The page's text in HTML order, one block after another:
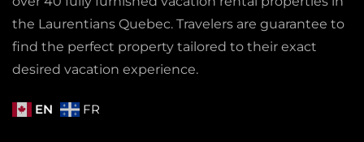
the Laurentians Quebec. Travelers are guarantee to
find the perfect property tailored to their exact
desired vacation experience.
EN FR